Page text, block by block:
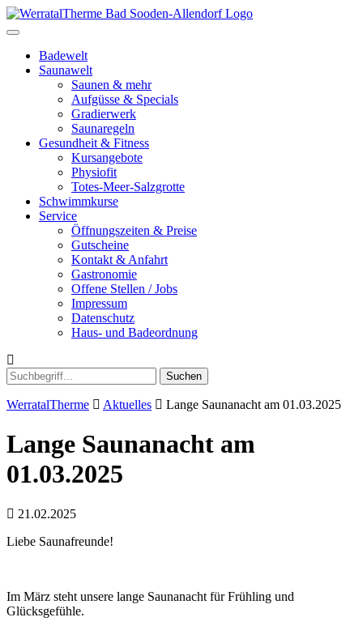
Toggle
navigationBadewelt
Saunawelt
Saunen & mehr
Aufgüsse & Specials
Gradierwerk
Saunaregeln
Gesundheit & Fitness
Kursangebote
Physiofit
Totes-Meer-Salzgrotte
Schwimmkurse
Service
Öffnungszeiten & Preise
Gutscheine
Kontakt & Anfahrt
Gastronomie
Offene Stellen / Jobs
Impressum
Datenschutz
Haus- und Badeordnung
Suchen
WerratalTherme Aktuelles Lange Saunanacht am 01.03.2025
Lange Saunanacht am
01.03.2025
21.02.2025
Liebe Saunafreunde!
Im März steht unsere lange Saunanacht für Frühling und
Glücksgefühle.